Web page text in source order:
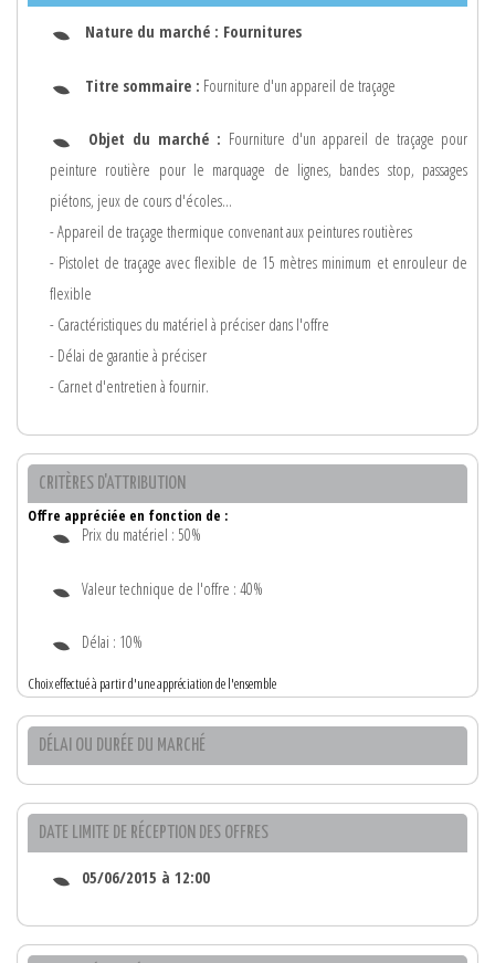
Nature du marché : Fournitures
Titre sommaire : Fourniture d'un appareil de traçage
Objet du marché : Fourniture d'un appareil de traçage pour
peinture routière pour le marquage de lignes, bandes stop, passages
piétons, jeux de cours d'écoles...
- Appareil de traçage thermique convenant aux peintures routières
- Pistolet de traçage avec flexible de 15 mètres minimum et enrouleur de
flexible
- Caractéristiques du matériel à préciser dans l'offre
- Délai de garantie à préciser
- Carnet d'entretien à fournir.
CRITÈRES D'ATTRIBUTION
Offre appréciée en fonction de :
Prix du matériel : 50%
Valeur technique de l'offre : 40%
Délai : 10%
Choix effectué à partir d'une appréciation de l'ensemble
DÉLAI OU DURÉE DU MARCHÉ
DATE LIMITE DE RÉCEPTION DES OFFRES
05/06/2015 à 12:00